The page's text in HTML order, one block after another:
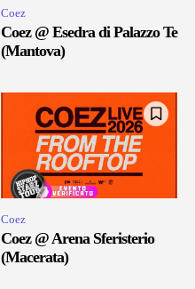
Coez
Coez @ Esedra di Palazzo Te
(Mantova)
Coez
Coez @ Arena Sferisterio
(Macerata)